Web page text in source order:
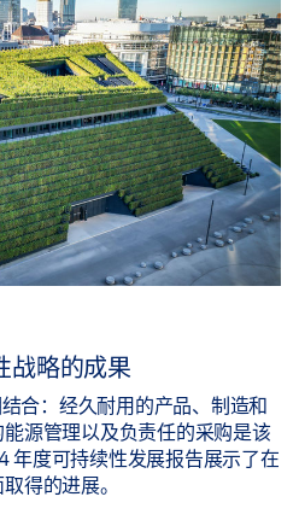
战略的成果
合：经久耐用的产品、制造和
源管理以及负责任的采购是该
度可持续性发展报告展示了在
得的进展。